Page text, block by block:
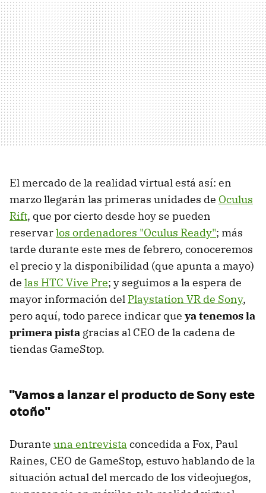
El mercado de la realidad virtual está así: en
marzo llegarán las primeras unidades de Oculus
Rift, que por cierto desde hoy se pueden
reservarlos ordenadores "Oculus Ready"; más
tarde durante este mes de febrero, conoceremos
el precio y la disponibilidad (que apunta a mayo)
de las HTC Vive Pre; y seguimos a la espera de
mayor información del Playstation VR de Sony,
pero aquí, todo parece indicar que ya tenemos la
primera pista gracias al CEO de la cadena de
tiendas GameStop.
"Vamos a lanzar el producto de Sony este
otoño"
Durante una entrevista concedida a Fox, Paul
Raines, CEO de GameStop, estuvo hablando de la
situación actual del mercado de los videojuegos,